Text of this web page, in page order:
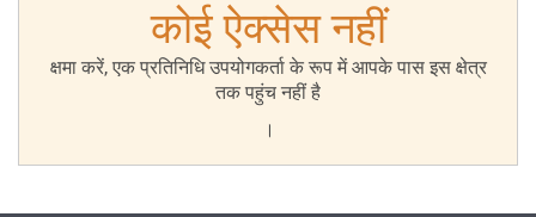
कोई ऐक्सेस नहीं
क्षमा करें, एक प्रतिनिधि उपयोगकर्ता के रूप में आपके पास इस क्षेत्र
तक पहुंच नहीं है
।